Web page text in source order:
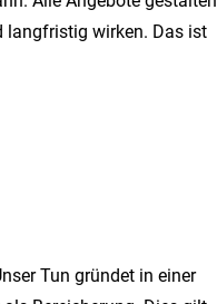
langfristig wirken. Das ist
Tun gründet in einer